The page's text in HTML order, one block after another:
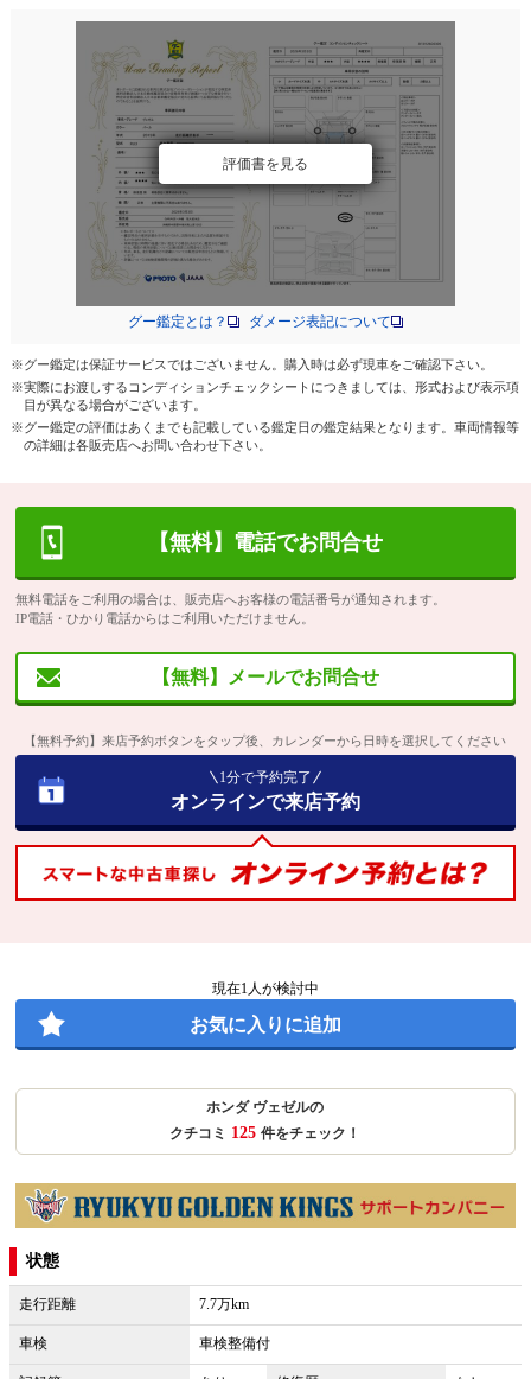
評価書を見る
グー鑑定とは？ ダメージ表記について
※グー鑑定は保証サービスではございません。購入時は必ず現車をご確認下さい。
※実際にお渡しするコンディションチェックシートにつきましては、形式および表示項
目が異なる場合がございます。
※グー鑑定の評価はあくまでも記載している鑑定日の鑑定結果となります。車両情報等
の詳細は各販売店へお問い合わせ下さい。
【無料】電話でお問合せ
無料電話をご利用の場合は、販売店へお客様の電話番号が通知されます。
IP電話・ひかり電話からはご利用いただけません。
【無料】メールでお問合せ
【無料予約】来店予約ボタンをタップ後、カレンダーから日時を選択してください
1分で予約完了
オンラインで来店予約
現在1人が検討中
お気に入りに追加
ホンダ ヴェゼルの
クチコミ 125 件をチェック！
状態
走行距離 7.7万km
車検 車検整備付